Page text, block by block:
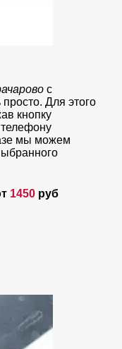
с
Для этого
кнопку
телефону
мы можем
1450 руб